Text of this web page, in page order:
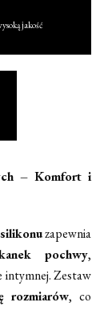
jakość
– Komfort i
zapewnia
pochwy,
intymnej. Zestaw
rozmiarów, co